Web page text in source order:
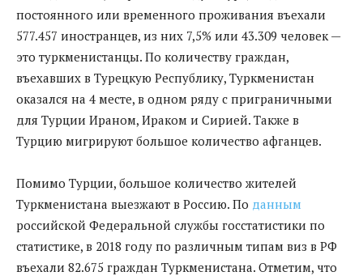
постоянного или временного проживания въехали
577.457 иностранцев, из них 7,5% или 43.309 человек —
это туркменистанцы. По количеству граждан,
въехавших в Турецкую Республику, Туркменистан
оказался на 4 месте, в одном ряду с приграничными
для Турции Ираном, Ираком и Сирией. Также в
Турцию мигрируют большое количество афганцев.
Помимо Турции, большое количество жителей
Туркменистана выезжают в Россию. По данным
российской Федеральной службы госстатистики по
статистике, в 2018 году по различным типам виз в РФ
въехали 82.675 граждан Туркменистана. Отметим, что